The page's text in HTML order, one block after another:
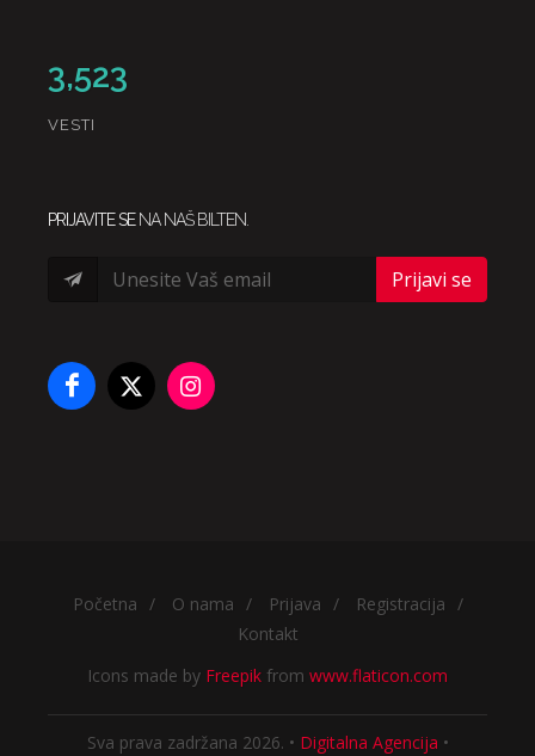
3,523
VESTI
PRIJAVITE SENA NAŠ BILTEN.
Prijavi se
Početna / O nama / Prijava / Registracija /
Kontakt
Icons made by Freepik from www.flaticon.com
Sva prava zadržana 2026. • Digitalna Agencija •